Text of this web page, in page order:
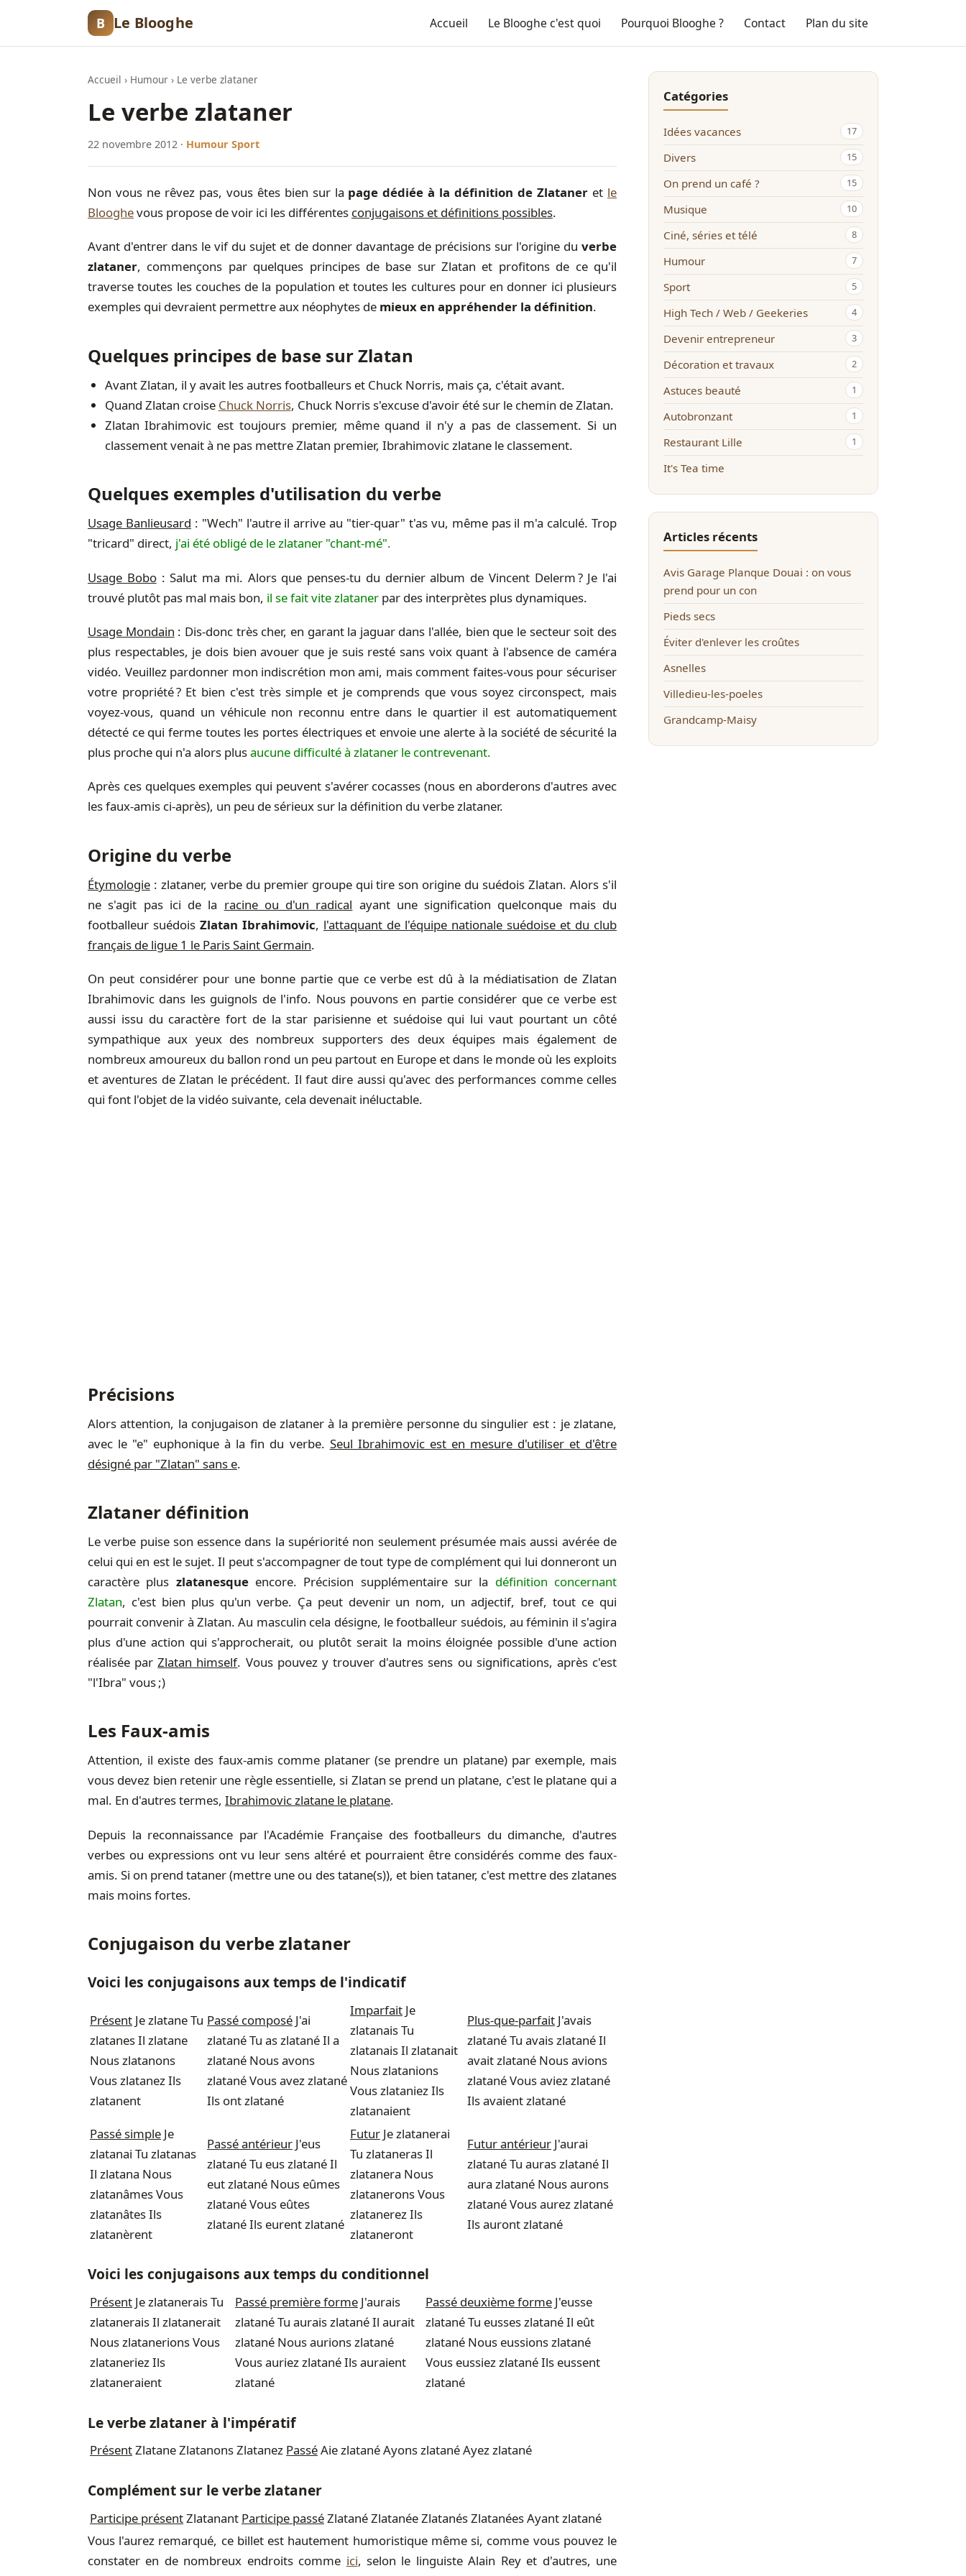
B Le Blooghe Accueil Le Blooghe c'est quoi Pourquoi Blooghe ? Contact Plan du site
Accueil › Humour › Le verbe zlataner
Le verbe zlataner
22 novembre 2012 · Humour Sport
Non vous ne rêvez pas, vous êtes bien sur la page dédiée à la définition de Zlataner et le
Blooghevous propose de voir ici les différentes conjugaisons et définitions possibles.
Avant d'entrer dans le vif du sujet et de donner davantage de précisions sur l'origine du verbe
zlataner, commençons par quelques principes de base sur Zlatan et profitons de ce qu'il
traverse toutes les couches de la population et toutes les cultures pour en donner ici plusieurs
exemples qui devraient permettre aux néophytes de mieux en appréhender la définition.
Quelques principes de base sur Zlatan
Avant Zlatan, il y avait les autres footballeurs et Chuck Norris, mais ça, c'était avant.
Quand Zlatan croise Chuck Norris, Chuck Norris s'excuse d'avoir été sur le chemin de Zlatan.
Zlatan Ibrahimovic est toujours premier, même quand il n'y a pas de classement. Si un
classement venait à ne pas mettre Zlatan premier, Ibrahimovic zlatane le classement.
Quelques exemples d'utilisation du verbe
Usage Banlieusard : "Wech" l'autre il arrive au "tier-quar" t'as vu, même pas il m'a calculé. Trop
"tricard" direct, j'ai été obligé de le zlataner "chant-mé".
Usage Bobo: Salut ma mi. Alors que penses-tu du dernier album de Vincent Delerm ? Je l'ai
trouvé plutôt pas mal mais bon, il se fait vite zlataner par des interprètes plus dynamiques.
Usage Mondain : Dis-donc très cher, en garant la jaguar dans l'allée, bien que le secteur soit des
plus respectables, je dois bien avouer que je suis resté sans voix quant à l'absence de caméra
vidéo. Veuillez pardonner mon indiscrétion mon ami, mais comment faites-vous pour sécuriser
votre propriété ? Et bien c'est très simple et je comprends que vous soyez circonspect, mais
voyez-vous, quand un véhicule non reconnu entre dans le quartier il est automatiquement
détecté ce qui ferme toutes les portes électriques et envoie une alerte à la société de sécurité la
plus proche qui n'a alors plusaucune difficulté à zlataner le contrevenant.
Après ces quelques exemples qui peuvent s'avérer cocasses (nous en aborderons d'autres avec
les faux-amis ci-après), un peu de sérieux sur la définition du verbe zlataner.
Origine du verbe
Étymologie : zlataner, verbe du premier groupe qui tire son origine du suédois Zlatan. Alors s'il
ne s'agit pas ici de la racine ou d'un radical ayant une signification quelconque mais du
footballeur suédois Zlatan Ibrahimovic, l'attaquant de l'équipe nationale suédoise et du club
français de ligue 1 le Paris Saint Germain.
On peut considérer pour une bonne partie que ce verbe est dû à la médiatisation de Zlatan
Ibrahimovic dans les guignols de l'info. Nous pouvons en partie considérer que ce verbe est
aussi issu du caractère fort de la star parisienne et suédoise qui lui vaut pourtant un côté
sympathique aux yeux des nombreux supporters des deux équipes mais également de
nombreux amoureux du ballon rond un peu partout en Europe et dans le monde où les exploits
et aventures de Zlatan le précédent. Il faut dire aussi qu'avec des performances comme celles
qui font l'objet de la vidéo suivante, cela devenait inéluctable.
Précisions
Alors attention, la conjugaison de zlataner à la première personne du singulier est : je zlatane,
avec le "e" euphonique à la fin du verbe. Seul Ibrahimovic est en mesure d'utiliser et d'être
désigné par "Zlatan" sans e.
Zlataner définition
Le verbe puise son essence dans la supériorité non seulement présumée mais aussi avérée de
celui qui en est le sujet. Il peut s'accompagner de tout type de complément qui lui donneront un
caractère plus zlatanesqueencore. Précision supplémentaire sur la définition concernant
Zlatan, c'est bien plus qu'un verbe. Ça peut devenir un nom, un adjectif, bref, tout ce qui
pourrait convenir à Zlatan. Au masculin cela désigne, le footballeur suédois, au féminin il s'agira
plus d'une action qui s'approcherait, ou plutôt serait la moins éloignée possible d'une action
réalisée parZlatan himself. Vous pouvez y trouver d'autres sens ou significations, après c'est
"l'Ibra" vous ;)
Les Faux-amis
Attention, il existe des faux-amis comme plataner (se prendre un platane) par exemple, mais
vous devez bien retenir une règle essentielle, si Zlatan se prend un platane, c'est le platane qui a
mal. En d'autres termes, Ibrahimovic zlatane le platane.
Depuis la reconnaissance par l'Académie Française des footballeurs du dimanche, d'autres
verbes ou expressions ont vu leur sens altéré et pourraient être considérés comme des faux-
amis. Si on prend tataner (mettre une ou des tatane(s)), et bien tataner, c'est mettre des zlatanes
mais moins fortes.
Conjugaison du verbe zlataner
Voici les conjugaisons aux temps de l'indicatif
Présent Je zlatane Tu
zlatanes Il zlatane
Nous zlatanons
Vous zlatanez Ils
zlatanent
Passé composé J'ai
zlatané Tu as zlatané Il a
zlatané Nous avons
zlatané Vous avez zlatané
Ils ont zlatané
Imparfait Je
zlatanais Tu
zlatanais Il zlatanait
Nous zlatanions
Vous zlataniez Ils
zlatanaient
Plus-que-parfait J'avais
zlatané Tu avais zlatané Il
avait zlatané Nous avions
zlatané Vous aviez zlatané
Ils avaient zlatané
Passé simple Je
zlatanai Tu zlatanas
Il zlatana Nous
zlatanâmes Vous
zlatanâtes Ils
zlatanèrent
Passé antérieur J'eus
zlatané Tu eus zlatané Il
eut zlatané Nous eûmes
zlatané Vous eûtes
zlatané Ils eurent zlatané
Futur Je zlatanerai
Tu zlataneras Il
zlatanera Nous
zlatanerons Vous
zlatanerez Ils
zlataneront
Futur antérieur J'aurai
zlatané Tu auras zlatané Il
aura zlatané Nous aurons
zlatané Vous aurez zlatané
Ils auront zlatané
Voici les conjugaisons aux temps du conditionnel
Présent Je zlatanerais Tu
zlatanerais Il zlatanerait
Nous zlatanerions Vous
zlataneriez Ils
zlataneraient
Passé première forme J'aurais
zlatané Tu aurais zlatané Il aurait
zlatané Nous aurions zlatané
Vous auriez zlatané Ils auraient
zlatané
Passé deuxième forme J'eusse
zlatané Tu eusses zlatané Il eût
zlatané Nous eussions zlatané
Vous eussiez zlatané Ils eussent
zlatané
Le verbe zlataner à l'impératif
PrésentZlatane Zlatanons Zlatanez PasséAie zlatané Ayons zlatané Ayez zlatané
Complément sur le verbe zlataner
Participe présentZlatanant Participe passéZlatané Zlatanée Zlatanés Zlatanées Ayant zlatané
Vous l'aurez remarqué, ce billet est hautement humoristique même si, comme vous pouvez le
constater en de nombreux endroits comme ici, selon le linguiste Alain Rey et d'autres, une
Catégories
Idées vacances 17
Divers 15
On prend un café ? 15
Musique 10
Ciné, séries et télé 8
Humour 7
Sport 5
High Tech / Web / Geekeries 4
Devenir entrepreneur 3
Décoration et travaux 2
Astuces beauté 1
Autobronzant 1
Restaurant Lille 1
It's Tea time
Articles récents
Avis Garage Planque Douai : on vous
prend pour un con
Pieds secs
Éviter d'enlever les croûtes
Asnelles
Villedieu-les-poeles
Grandcamp-Maisy